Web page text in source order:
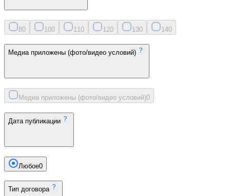
80 100 11 0 120 130 140
Медиа приложены (фото/видео условий)
Медиа приложены (фото/видео условий)0
Дата публикации
Любое0
Тип договора